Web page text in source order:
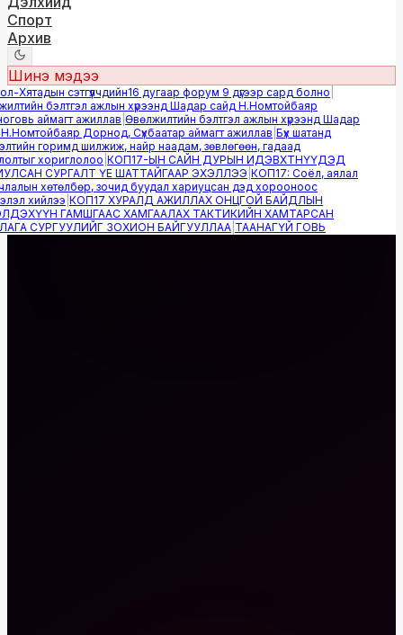
Спорт
Архив
Шинэ мэдээ
Хятадын сэтгүүлчдийн16 дугаар форум 9 дүгээр сард болно|
бэлтгэл ажлын хүрээнд Шадар сайд Н.Номтойбаяр
аймагт ажиллав|Өвөлжилтийн бэлтгэл ажлын хүрээнд Шадар
Дорнод, Сүхбаатар аймагт ажиллав|Бүх шатанд
горимд шилжиж, найр наадам, зөвлөгөөн, гадаад
хориглолоо|КОП17-ЫН САЙН ДУРЫН ИДЭВХТНҮҮДЭД
СУРГАЛТ ҮЕ ШАТТАЙГААР ЭХЭЛЛЭЭ|КОП17: Соёл, аялал
хөтөлбөр, зочид буудал хариуцсан дэд хорооноос
хийлээ|КОП17 ХУРАЛД АЖИЛЛАХ ОНЦГОЙ БАЙДЛЫН
ГАМШГААС ХАМГААЛАХ ТАКТИКИЙН ХАМТАРСАН
СУРГУУЛИЙГ ЗОХИОН БАЙГУУЛЛАА|ТААНАГҮЙ ГОВЬ